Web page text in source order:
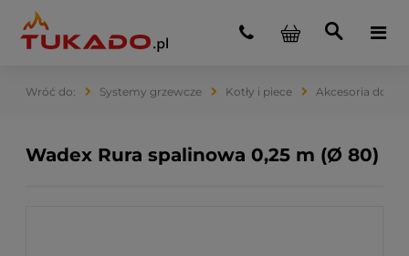
Systemy grzewcze Kotły i piece Akcesoria do
Wadex Rura spalinowa 0,25 m (Ø 80)